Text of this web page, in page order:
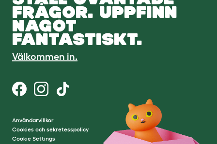
FRÅGOR. UPPFINN
NÅGOT
FANTASTISKT.
Välkommen in.
Användarvillkor
Cookies och sekretesspolicy
Cookie Settings